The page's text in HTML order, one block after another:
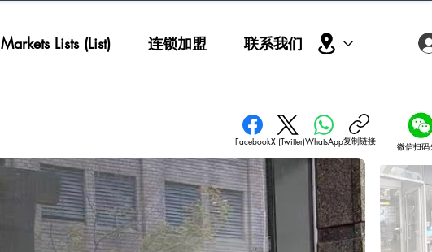
Markets Lists (List) 连锁加盟 联系我们
微信扫码
FacebookX (Twitter)WhatsApp复制链接